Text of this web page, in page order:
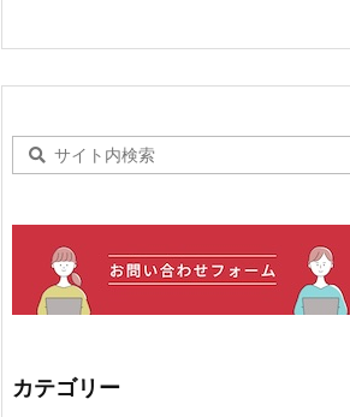
カテゴリー